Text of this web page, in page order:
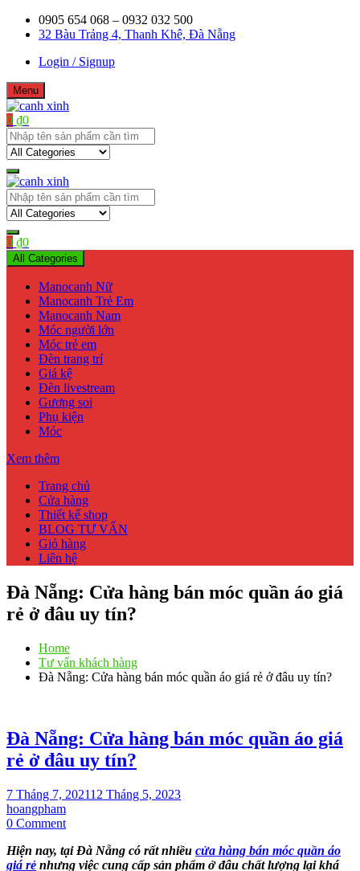
Skip
0905 654 068 – 0932 032 500
32 Bàu Trảng 4, Thanh Khê, Đà Nẵng
Login / Signup
Menu
canh xinh
Shop bán manơcanh, phụ kiện mở shop
0 ₫0
canh xinh
Shop bán manơcanh, phụ kiện mở shop
0 ₫0
All Categories
Manocanh Nữ
Manocanh Trẻ Em
Manocanh Nam
Móc người lớn
Móc trẻ em
Đèn trang trí
Giá kệ
Đèn livestream
Gương soi
Phụ kiện
Móc
Xem thêm
Trang chủ
Cửa hàng
Thiết kế shop
BLOG TƯ VẤN
Giỏ hàng
Liên hệ
Đà Nẵng: Cửa hàng bán móc quần áo giá
rẻ ở đâu uy tín?
Home
Tư vấn khách hàng
Đà Nẵng: Cửa hàng bán móc quần áo giá rẻ ở đâu uy tín?
Đà Nẵng: Cửa hàng bán móc quần áo giá
rẻ ở đâu uy tín?
7 Tháng 7, 202112 Tháng 5, 2023
hoangpham
0 Commenton
Nẵng:
Cửa
Hiện nay, tại Đà Nẵng có rất nhiều cửa hàng bán móc quần áo
giá rẻ nhưng việc cung cấp sản phẩm ở đâu chất lượng lại khá